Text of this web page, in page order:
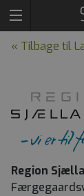
« Tilbage til
Region